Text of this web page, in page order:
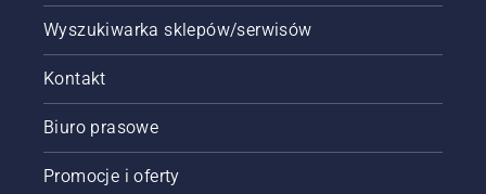
Wyszukiwarka sklepów/serwisów
Kontakt
Biuro prasowe
Promocje i oferty